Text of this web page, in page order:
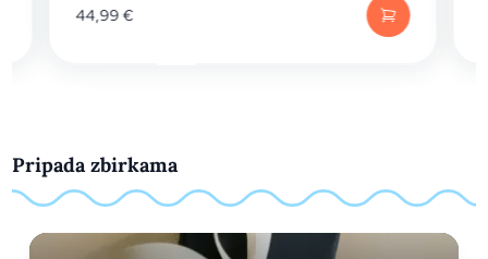
44,99€
Pripada zbirkama